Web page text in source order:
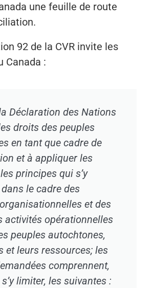
une feuille de route
92 de la CVR invite les
Canada :
Déclaration des Nations
droits des peuples
en tant que cadre de
et à appliquer les
principes qui s’y
le cadre des
et des
activités opérationnelles
peuples autochtones,
et leurs ressources; les
comprennent,
limiter, les suivantes :